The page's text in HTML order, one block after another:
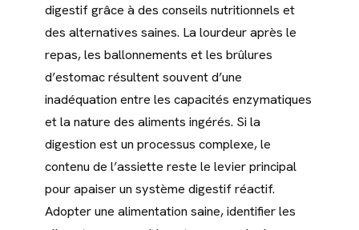
digestif grâce à des conseils nutritionnels et
des alternatives saines. La lourdeur après le
repas, les ballonnements et les brûlures
d’estomac résultent souvent d’une
inadéquation entre les capacités enzymatiques
et la nature des aliments ingérés. Si la
digestion est un processus complexe, le
contenu de l’assiette reste le levier principal
pour apaiser un système digestif réactif.
Adopter une alimentation saine, identifier les